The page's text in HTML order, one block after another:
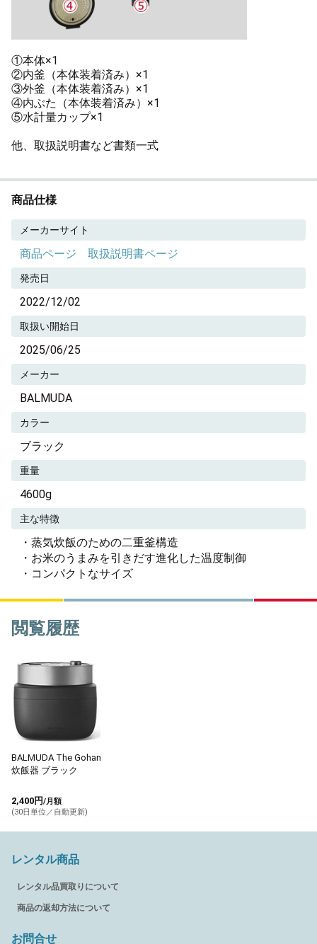
①本体×1
②内釜（本体装着済み）×1
③外釜（本体装着済み）×1
④内ぶた（本体装着済み）×1
⑤水計量カップ×1
他、取扱説明書など書類一式
商品仕様
メーカーサイト
商品ページ 取扱説明書ページ
発売日
2022/12/02
取扱い開始日
2025/06/25
メーカー
BALMUDA
カラー
ブラック
重量
4600g
主な特徴
・蒸気炊飯のための二重釜構造
・お米のうまみを引きだす進化した温度制御
・コンパクトなサイズ
閲覧履歴
BALMUDA The Gohan
炊飯器 ブラック
2,400円/月額
(30日単位／自動更新)
レンタル商品
レンタル品買取りについて
商品の返却方法について
お問合せ